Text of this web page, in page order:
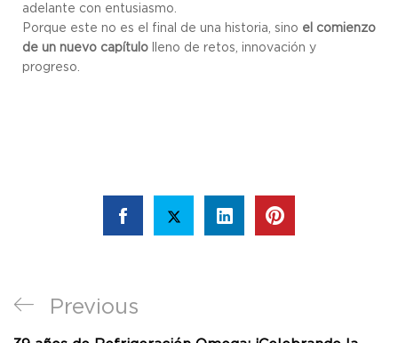
adelante con entusiasmo.
Porque este no es el final de una historia, sino el comienzo
de un nuevo capítulo lleno de retos, innovación y
progreso.
Previous